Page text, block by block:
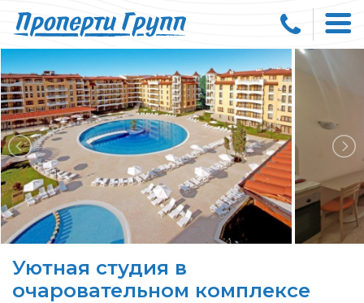
Уютная студия в
очаровательном комплексе